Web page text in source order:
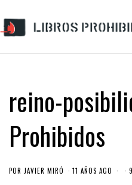
reino-
Prohibidos
POR JAVIER MIRÓ 11 AÑOS AGO